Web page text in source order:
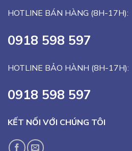
Khác)
HOTLINE BÁN HÀNG (8H-17H):
0918 598 597
HOTLINE BẢO HÀNH (8H-17H):
0918 598 597
KẾT NỐI VỚI CHÚNG TÔI